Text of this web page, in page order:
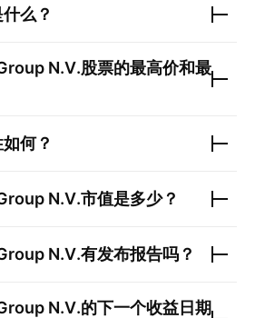
么？
N.V.股票的最高价和最
何？
N.V.市值是多少？
N.V.有发布报告吗？
N.V.的下一个收益日期